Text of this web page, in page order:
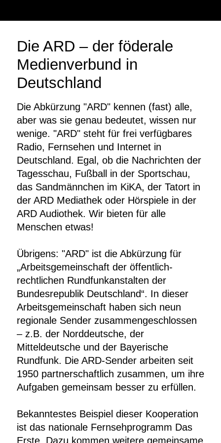
Branding
Downloads
Logo
Branding
Dokumente
Die ARD – der föderale
Medienverbund in
Deutschland
Die Abkürzung "ARD" kennen (fast) alle,
aber was sie genau bedeutet, wissen nur
wenige. "ARD" steht für frei verfügbares
Radio, Fernsehen und Internet in
Deutschland. Egal, ob die Nachrichten der
Tagesschau, Fußball in der Sportschau,
das Sandmännchen im KiKA, der Tatort in
der ARD Mediathek oder Hörspiele in der
ARD Audiothek. Wir bieten für alle
Menschen etwas!
Übrigens: "ARD" ist die Abkürzung für
„Arbeitsgemeinschaft der öffentlich-
rechtlichen Rundfunkanstalten der
Bundesrepublik Deutschland“. In dieser
Arbeitsgemeinschaft haben sich neun
regionale Sender zusammengeschlossen
– z.B. der Norddeutsche, der
Mitteldeutsche und der Bayerische
Rundfunk. Die ARD-Sender arbeiten seit
1950 partnerschaftlich zusammen, um ihre
Aufgaben gemeinsam besser zu erfüllen.
Bekanntestes Beispiel dieser Kooperation
ist das nationale Fernsehprogramm Das
Erste. Dazu kommen weitere gemeinsame